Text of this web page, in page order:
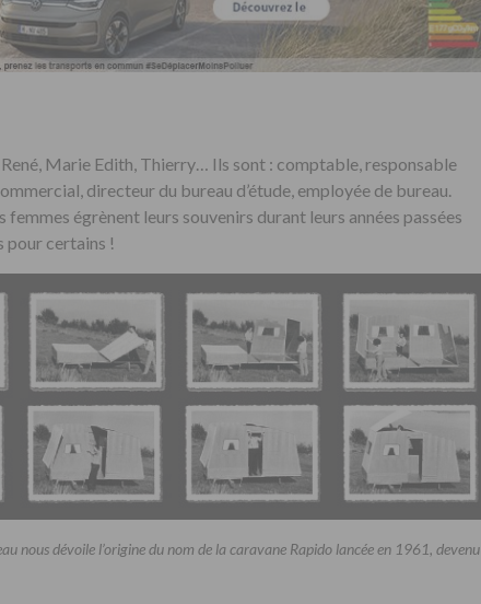
Marie Edith, Thierry… Ils sont : comptable, responsable
directeur du bureau d’étude, employée de bureau.
femmes égrènent leurs souvenirs durant leurs années passées
pour certains !
nous dévoile l’origine du nom de la caravane Rapido lancée en 1961, devenu